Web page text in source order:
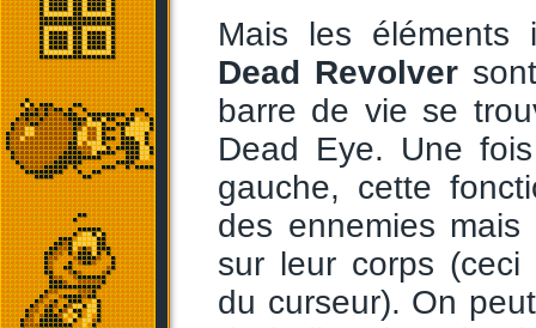
Mais les éléments
Dead Revolver
barre de vie se
Dead Eye. Une
gauche, cette
des ennemies
sur leur corps (ceci
du curseur). On